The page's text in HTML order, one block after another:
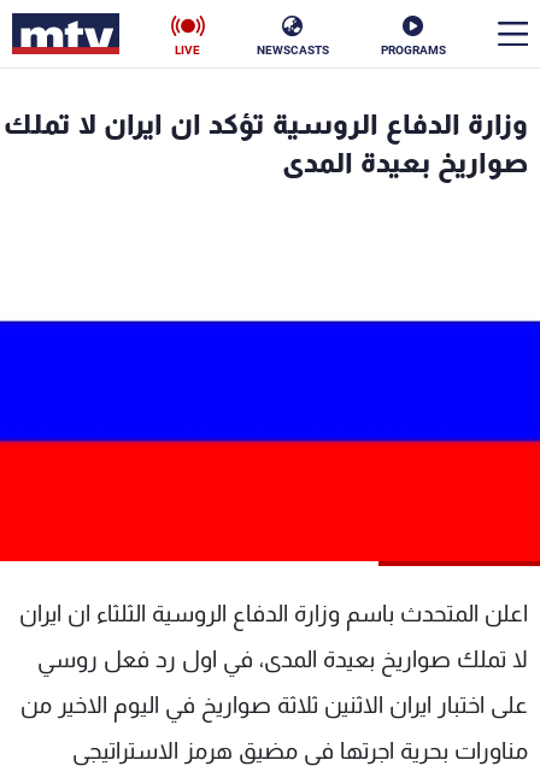
PROGRAMS
NEWSCASTS
LIVE
وزارة الدفاع الروسية تؤكد ان ايران لا تملك
صواريخ بعيدة المدى
اعلن المتحدث باسم وزارة الدفاع الروسية الثلثاء ان ايران
لا تملك صواريخ بعيدة المدى، في اول رد فعل روسي
على اختبار ايران الاثنين ثلاثة صواريخ في اليوم الاخير من
مناورات بحرية اجرتها في مضيق هرمز الاستراتيجي
الأخبار
شاهد البرامج
الترددات
الإنـتـاج
وظائف
تواصل معنا
شروط الإسـتخدام
سياسة الخصوصية